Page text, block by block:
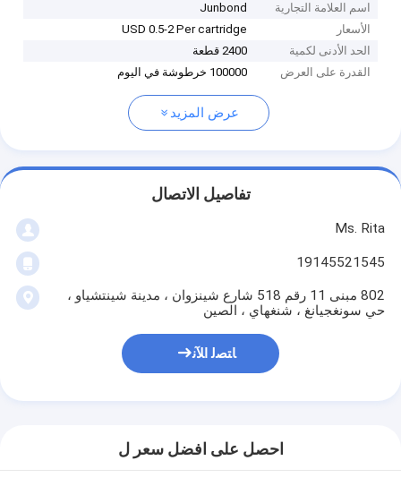
اسم العلامة التجارية
Junbond
الأسعار
USD 0.5-2 Per cartridge
الحد الأدنى لكمية
2400 قطعة
القدرة على العرض
100000 خرطوشة في اليوم
عرض المزيد
تفاصيل الاتصال
Ms. Rita
19145521545
802 مبنى 11 رقم 518 شارع شينزوان ، مدينة شينتشياو ،
حي سونغجيانغ ، شنغهاي ، الصين
ﺎﺘﺼﻟ ﺍﻶﻧ
احصل على افضل سعر ل